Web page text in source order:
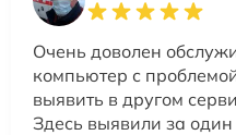
Очень доволен
компьютер с
выявить в другом
Здесь выявили за